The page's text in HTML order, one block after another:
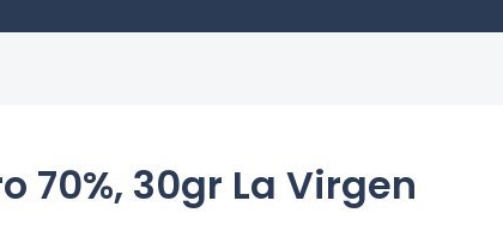
70%, 30gr La Virgen